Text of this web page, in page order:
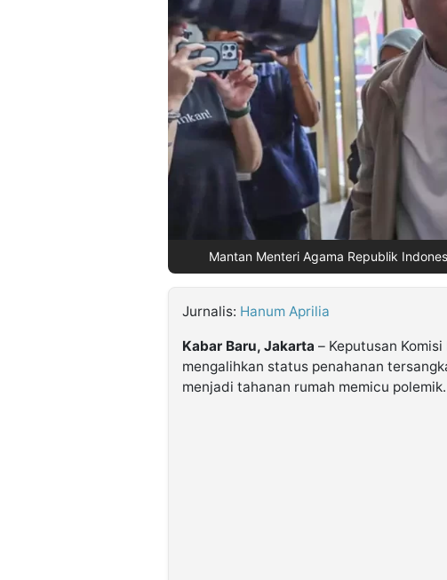
Mantan Menteri Agama Republik
Jurnalis: Hanum Aprilia
Kabar Baru, Jakarta – Keputusan
mengalihkan status penahanan
menjadi tahanan rumah memicu polemik.